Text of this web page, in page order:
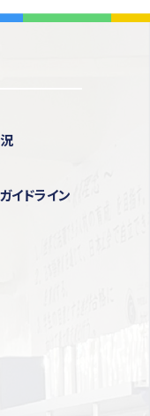
イドライン